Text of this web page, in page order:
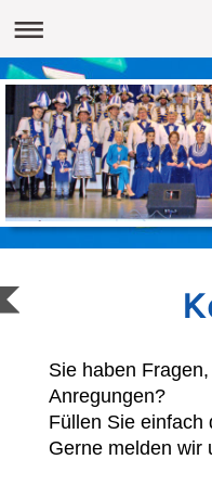
Sie haben
Anregungen?
Füllen Sie einfach
Gerne melden wir